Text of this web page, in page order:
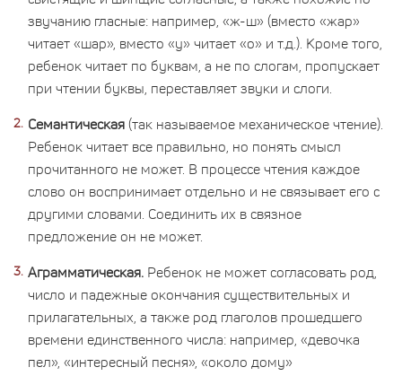
звучанию гласные: например, «ж-ш» (вместо «жар»
читает «шар», вместо «у» читает «о» и т.д.). Кроме того,
ребенок читает по буквам, а не по слогам, пропускает
при чтении буквы, переставляет звуки и слоги.
Семантическая(так называемое механическое чтение).
Ребенок читает все правильно, но понять смысл
прочитанного не может. В процессе чтения каждое
слово он воспринимает отдельно и не связывает его с
другими словами. Соединить их в связное
предложение он не может.
Аграмматическая. Ребенок не может согласовать род,
число и падежные окончания существительных и
прилагательных, а также род глаголов прошедшего
времени единственного числа: например, «девочка
пел», «интересный песня», «около дому»